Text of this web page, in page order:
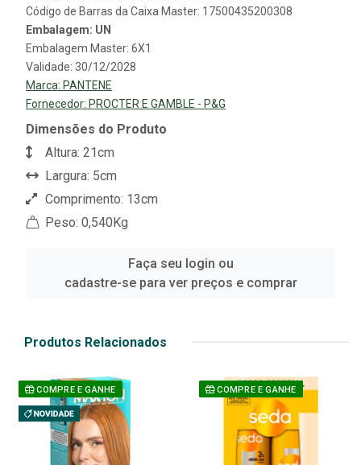
Código de Barras da Caixa Master: 17500435200308
Embalagem: UN
Embalagem Master: 6X1
Validade: 30/12/2028
Marca: PANTENE
Fornecedor: PROCTER E GAMBLE - P&G
Dimensões do Produto
Altura: 21cm
Largura: 5cm
Comprimento: 13cm
Peso: 0,540Kg
Faça seu login ou
cadastre-se para ver preços e comprar
Produtos Relacionados
COMPRE E GANHE COMPRE E GANHE